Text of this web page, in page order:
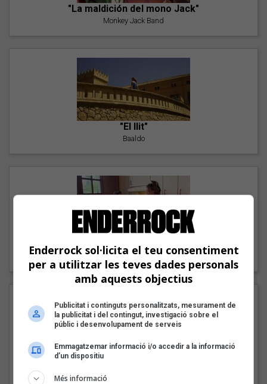
"La maldición del mono Jack"
Monkey Jack Band
"El llit"
Baaldo
"Lo bueno y lo malo"
Carmen y María
Pep Álvarez amb Joan Muntaner (Xanguito)
Enderrock sol·licita el teu consentiment
per a utilitzar les teves dades personals
amb aquests objectius
Publicitat i continguts personalitzats, mesurament de
la publicitat i del contingut, investigació sobre el
públic i desenvolupament de serveis
Emmagatzemar informació i/o accedir a la informació
d’un dispositiu
Més informació